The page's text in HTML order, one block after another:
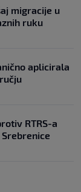
migracije u
ruku
aplicirala
RTRS-a